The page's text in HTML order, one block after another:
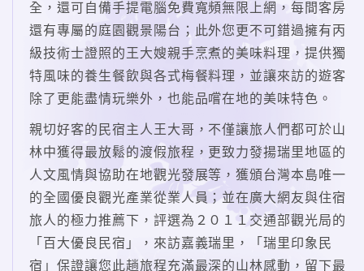
全，還可自備手提電腦免費寬頻無限上網，每間客房
還有專屬的庭園觀景陽台；此外您更不可錯過擁有丙
級技術士證照的王大嫂親手烹煮的美味料理，提供獨
特風味的養生餐飲與各式梅餐料理，並讓來訪的遊客
除了更能盡情玩樂外，也能品嚐在地的美味特色。
親切好客的民宿主人王大哥，不僅讓旅人們都可於山
林中獲得最放鬆的渡假旅程，更致力發揚瑞里地區的
人文風情與協助在地觀光發展等，獲頒台灣本島唯一
的全國優良觀光產業從業人員；並在廣大網友與住宿
旅人的極力推薦下，評選為２０１１交通部觀光局的
「百大優良民宿」，來訪嘉義瑞里，「瑞里印象民
宿」保證讓您此趟旅程充滿最深的山林感動，留下最